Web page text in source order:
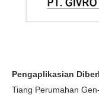
Pengaplikasian
Tiang Perumahan